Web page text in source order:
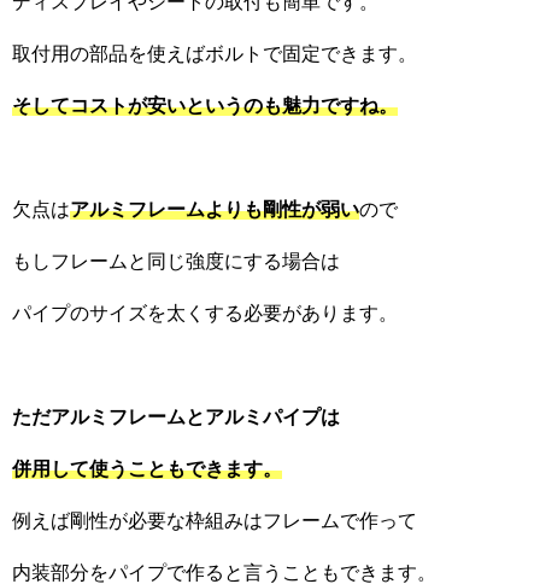
取付用の部品を使えばボルトで固定できます。
そしてコストが安いというのも魅力ですね。
欠点はアルミフレームよりも剛性が弱いので
もしフレームと同じ強度にする場合は
パイプのサイズを太くする必要があります。
ただアルミフレームとアルミパイプは
併用して使うこともできます。
例えば剛性が必要な枠組みはフレームで作って
内装部分をパイプで作ると言うこともできます。